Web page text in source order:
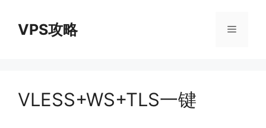
VPS攻略 菜
VLESS+WS+TLS一键